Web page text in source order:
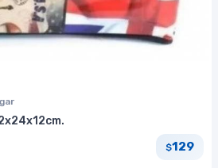
$129